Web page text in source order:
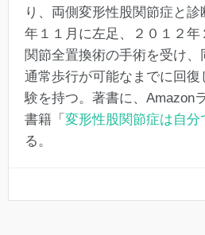
り、両側変形性股関節症と診
年１１月に左足、２０１２
関節全置換術の手術を受け、
通常歩行が可能なまでに回
験を持つ。著書に、Amazon
書籍「 変形性股関節症は自分
る。